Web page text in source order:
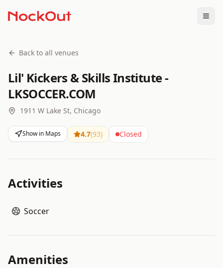
Back to all venues
Lil' Kickers & Skills Institute -
LKSOCCER.COM
1911 W Lake St, Chicago
Show in Maps 4.7(93) Closed
Activities
Soccer
Amenities